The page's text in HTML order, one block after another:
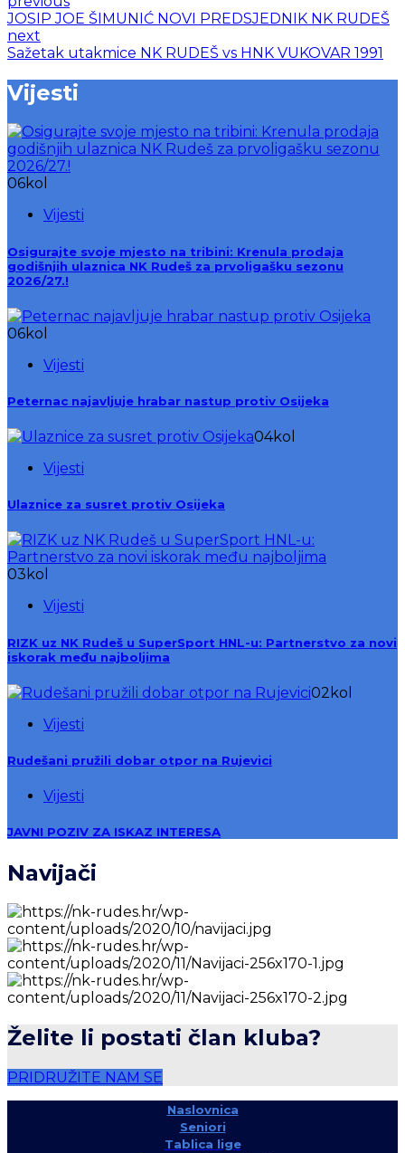
JOSIP JOE ŠIMUNIĆ NOVI PREDSJEDNIK NK RUDEŠ
next
Sažetak utakmice NK RUDEŠ vs HNK VUKOVAR 1991
Vijesti
06kol
Vijesti
Osigurajte svoje mjesto na tribini: Krenula prodaja
godišnjih ulaznica NK Rudeš za prvoligašku sezonu
2026/27.!
06kol
Vijesti
Peternac najavljuje hrabar nastup protiv Osijeka
04kol
Vijesti
Ulaznice za susret protiv Osijeka
03 kol
Vijesti
RIZK uz NK Rudeš u SuperSport HNL-u: Partnerstvo za novi
iskorak među najboljima
02 kol
Vijesti
Rudešani pružili dobar otpor na Rujevici
Vijesti
JAVNI POZIV ZA ISKAZ INTERESA
Navijači
Želite li postati član kluba?
PRIDRUŽITE NAM SE
Naslovnica
Seniori
Tablica lige